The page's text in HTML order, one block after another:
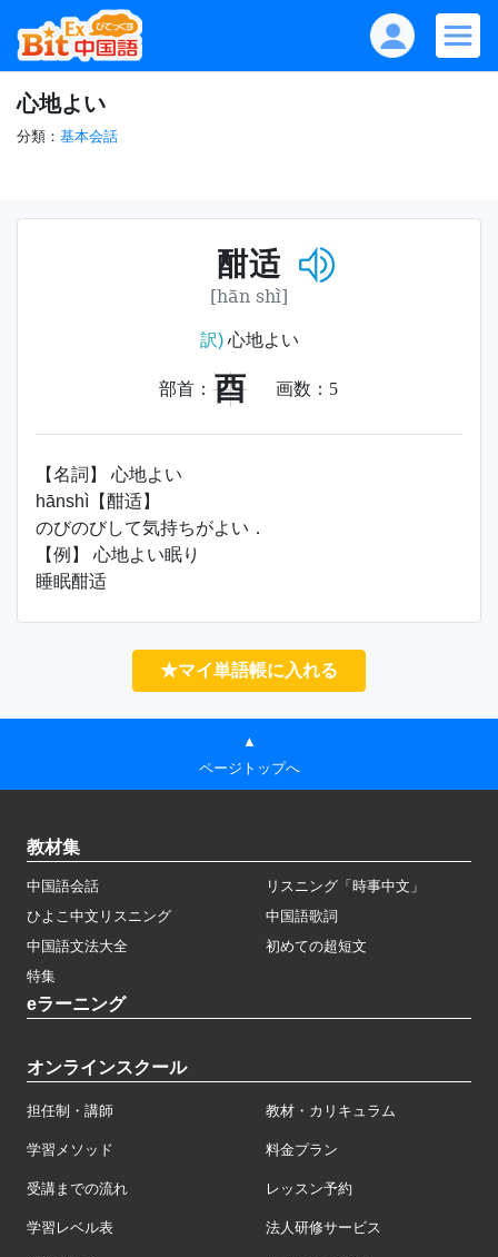
心地よい
分類： 基本会話
酣适
[hān shì]
訳)心地よい
部首： 酉 画数： 5
【名詞】 心地よい
hānshì【酣适】
のびのびして気持ちがよい．
【例】 心地よい眠り
睡眠酣适
★マイ単語帳に入れる
▲
ページトップへ
教材集
中国語会話
リスニング「時事中文」
ひよこ中文リスニング
中国語歌詞
中国語文法大全
初めての超短文
特集
eラーニング
オンラインスクール
担任制・講師 教材・カリキュラム
学習メソッド 料金プラン
受講までの流れ レッスン予約
学習レベル表 法人研修サービス